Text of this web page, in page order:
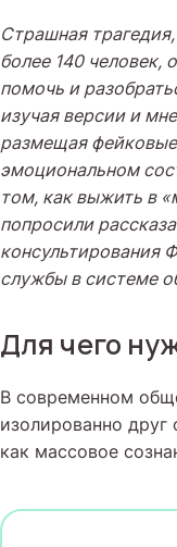
Страшная
более 140 человек,
помочь и
изучая версии и
размещая
эмоциональном
том, как выжить в
попросили
консультирования
службы в системе
Для чего
В современном
изолированно
как массовое